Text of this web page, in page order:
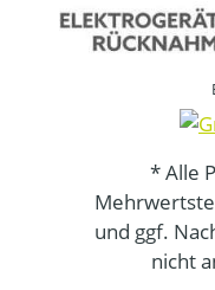
* Alle
und ggf.
nicht